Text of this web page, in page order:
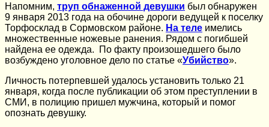
Напомним, труп обнаженной девушки был обнаружен
9 января 2013 года на обочине дороги ведущей к поселку
Торфосклад в Сормовском районе. На теле имелись
множественные ножевые ранения. Рядом с погибшей
найдена ее одежда. По факту произошедшего было
возбуждено уголовное дело по статье «Убийство».
Личность потерпевшей удалось установить только 21
января, когда после публикации об этом преступлении в
СМИ, в полицию пришел мужчина, который и помог
опознать девушку.